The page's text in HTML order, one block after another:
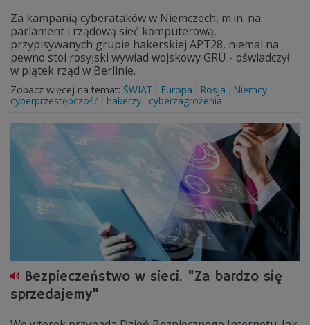
Za kampanią cyberataków w Niemczech, m.in. na
parlament i rządową sieć komputerową,
przypisywanych grupie hakerskiej APT28, niemal na
pewno stoi rosyjski wywiad wojskowy GRU - oświadczył
w piątek rząd w Berlinie.
Zobacz więcej na temat: ŚWIAT Europa Rosja
Niemcy
cyberprzestępczość
hakerzy cyberzagrożenia
Bezpieczeństwo w sieci. "Za bardzo się
sprzedajemy"